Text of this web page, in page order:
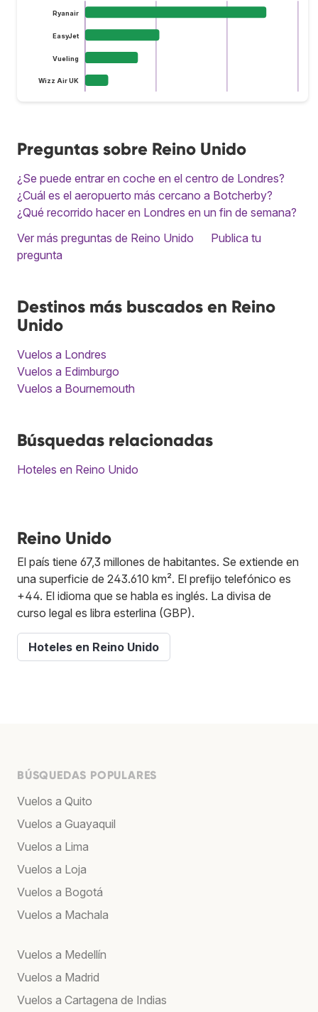
Ryanair
EasyJet
Vueling
Wizz Air UK
Preguntas sobre Reino Unido
¿Se puede entrar en coche en el centro de Londres?
¿Cuál es el aeropuerto más cercano a Botcherby?
¿Qué recorrido hacer en Londres en un fin de semana?
Ver más preguntas de Reino Unido
Publica tu
pregunta
Destinos más buscados en Reino
Unido
Vuelos a Londres
Vuelos a Edimburgo
Vuelos a Bournemouth
Búsquedas relacionadas
Hoteles en Reino Unido
Reino Unido
El país tiene 67,3 millones de habitantes. Se extiende en
una superficie de 243.610 km². El prefijo telefónico es
+44. El idioma que se habla es inglés. La divisa de
curso legal es libra esterlina (GBP).
Hoteles en Reino Unido
BÚSQUEDAS POPULARES
Vuelos a Quito
Vuelos a Guayaquil
Vuelos a Lima
Vuelos a Loja
Vuelos a Bogotá
Vuelos a Machala
Vuelos a Medellín
Vuelos a Madrid
Vuelos a Cartagena de Indias